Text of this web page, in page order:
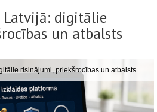
Latvijā: digitālie
un atbalsts
risinājumi, priekšrocības un atbalsts